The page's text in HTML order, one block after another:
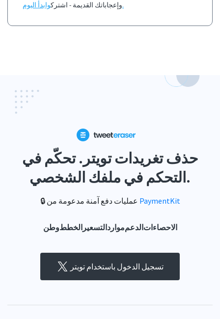
وإعجاباتك القديمة - اشتركوابدأ اليوم.
حذف تغريدات تويتر. تحكّم في
التحكم في ملفك الشخصي.
PaymentKit
وطنالخطط التسعيرمواردالدعمالاحصاءات
تسجيل الدخول باستخدام تويتر